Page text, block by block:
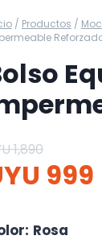
/ Productos /
1,890
999
: Rosa